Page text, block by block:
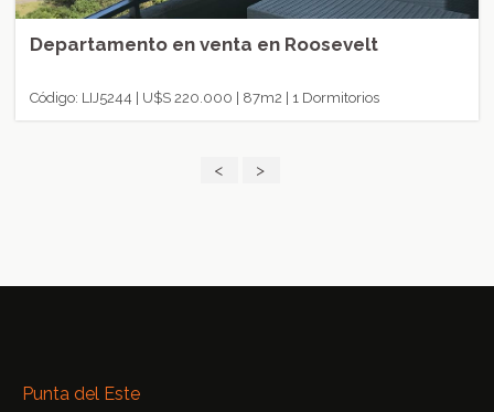
Departamento en venta en Roosevelt
Código: LIJ5244 | U$S 220.000 | 87m2 | 1 Dormitorios
< >
Punta del Este